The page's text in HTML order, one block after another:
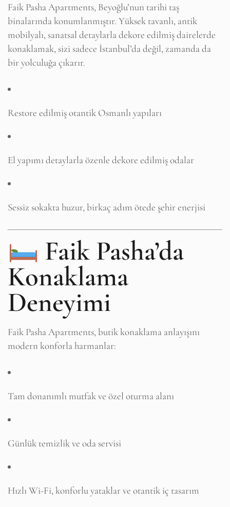
Faik Pasha Apartments, Beyoğlu’nun tarihi taş
binalarında konumlanmıştır. Yüksek tavanlı, antik
mobilyalı, sanatsal detaylarla dekore edilmiş dairelerde
konaklamak, sizi sadece İstanbul’da değil, zamanda da
bir yolculuğa çıkarır.
Restore edilmiş otantik Osmanlı yapıları
El yapımı detaylarla özenle dekore edilmiş odalar
Sessiz sokakta huzur, birkaç adım ötede şehir enerjisi
Faik Pasha’da
Konaklama
Deneyimi
Faik Pasha Apartments, butik konaklama anlayışını
modern konforla harmanlar:
Tam donanımlı mutfak ve özel oturma alanı
Günlük temizlik ve oda servisi
Hızlı Wi-Fi, konforlu yataklar ve otantik iç tasarım